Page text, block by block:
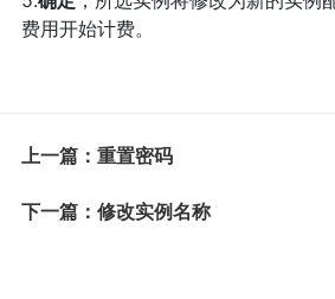
费用开始计费。
上一篇：重置密码
下一篇：修改实例名称